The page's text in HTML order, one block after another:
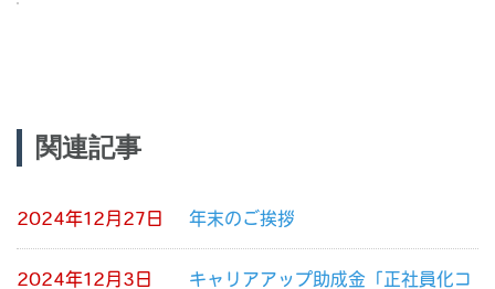
稿
ビ
ゲ
関連記事
2024年12月27日 年末のご挨拶
2024年12月3日
キャリアアップ助成金「正社員化コ